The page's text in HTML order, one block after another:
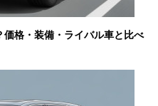
格・装備・ライバル車と比べ